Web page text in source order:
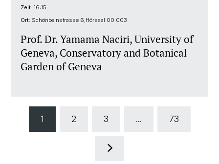
Zeit: 16:15
Ort: Schönbeinstrasse 6,Hörsaal 00.003
Prof. Dr. Yamama Naciri, University of
Geneva, Conservatory and Botanical
Garden of Geneva
1 2 3 ... 73